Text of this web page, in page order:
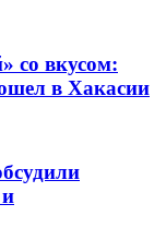
со вкусом:
в Хакасии